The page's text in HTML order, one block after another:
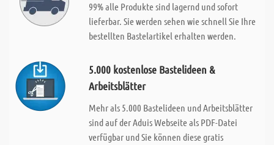
99% alle Produkte sind lagernd und sofort
lieferbar. Sie werden sehen wie schnell Sie Ihre
bestellten Bastelartikel erhalten werden.
5.000 kostenlose Bastelideen &
Arbeitsblätter
Mehr als 5.000 Bastelideen und Arbeitsblätter
sind auf der Aduis Webseite als PDF-Datei
verfügbar und Sie können diese gratis